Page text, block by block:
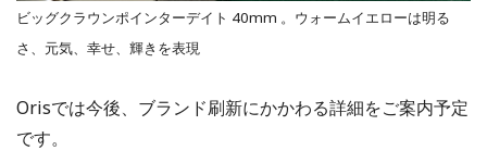
ビッグクラウンポインターデイト 40mm 。ウォームイエローは明る
さ、元気、幸せ、輝きを表現
Orisでは今後、ブランド刷新にかかわる詳細をご案内予定
です。